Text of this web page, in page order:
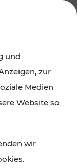
und
zur
Medien
Website so
wir